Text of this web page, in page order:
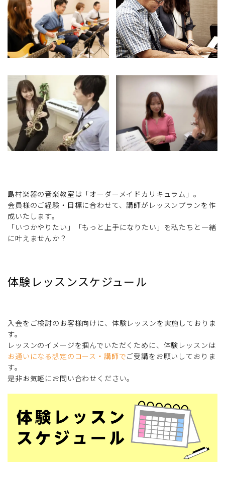
島村楽器の音楽教室は「オーダーメイドカリキュラム」。
会員様のご経験・目標に合わせて、講師がレッスンプランを作
成いたします。
「いつかやりたい」「もっと上手になりたい」を私たちと一緒
に叶えませんか？
体験レッスンスケジュール
入会をご検討のお客様向けに、体験レッスンを実施しておりま
す。
レッスンのイメージを掴んでいただくために、体験レッスンは
お通いになる想定のコース・講師でご受講をお願いしておりま
す。
是非お気軽にお問い合わせください。